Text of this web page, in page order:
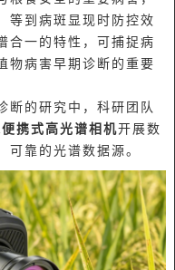
等到病斑显现时防控效
合一的特性，可捕捉病
物病害早期诊断的重要
断的研究中，科研团队
携式高光谱相机开展数
可靠的光谱数据源。